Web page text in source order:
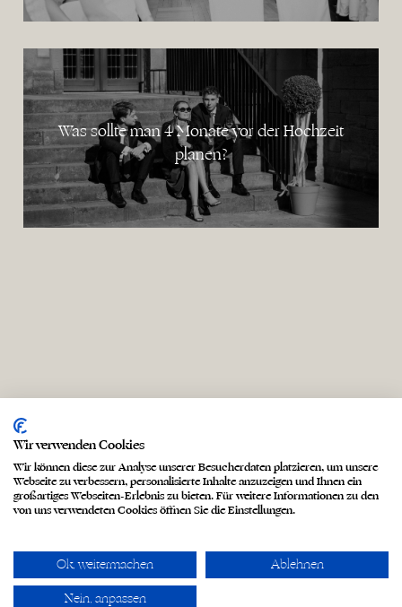
Was sollte man 4 Monate vor der Hochzeit
planen?
Wir verwenden Cookies
Wir können diese zur Analyse unserer Besucherdaten platzieren, um unsere
Webseite zu verbessern, personalisierte Inhalte anzuzeigen und Ihnen ein
großartiges Webseiten-Erlebnis zu bieten. Für weitere Informationen zu den
von uns verwendeten Cookies öffnen Sie die Einstellungen.
Ok, weitermachen
Ablehnen
Nein, anpassen